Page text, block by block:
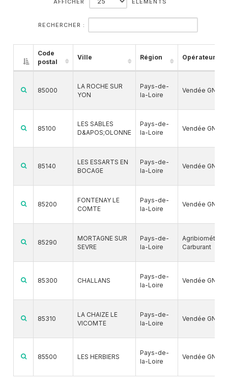
AFFICHER ÉLÉMENTS
RECHERCHER :
Code
postal
Ville Région Opérateur
85000
LA ROCHE SUR
YON
Pays-de-
la-Loire
Vendée GNV
85100
LES SABLES
D&APOS;OLONNE
Pays-de-
la-Loire
Vendée GNV
85140
LES ESSARTS EN
BOCAGE
Pays-de-
la-Loire
Vendée GNV
85200
FONTENAY LE
COMTE
Pays-de-
la-Loire
Vendée GNV
85290
MORTAGNE SUR
SEVRE
Pays-de-
la-Loire
Carburant
85300 CHALLANS
Pays-de-
la-Loire
Vendée GNV
85310
LA CHAIZE LE
VICOMTE
Pays-de-
la-Loire
Vendée GNV
85500 LES HERBIERS
Pays-de-
la-Loire
Vendée GNV